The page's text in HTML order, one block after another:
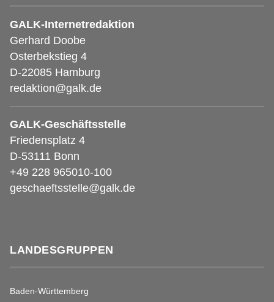
GALK-Internetredaktion
Gerhard Doobe
Osterbekstieg 4
D-22085 Hamburg
redaktion@galk.de
GALK-Geschäftsstelle
Friedensplatz 4
D-53111 Bonn
+49 228 965010-100
geschaeftsstelle@galk.de
LANDESGRUPPEN
Baden-Württemberg